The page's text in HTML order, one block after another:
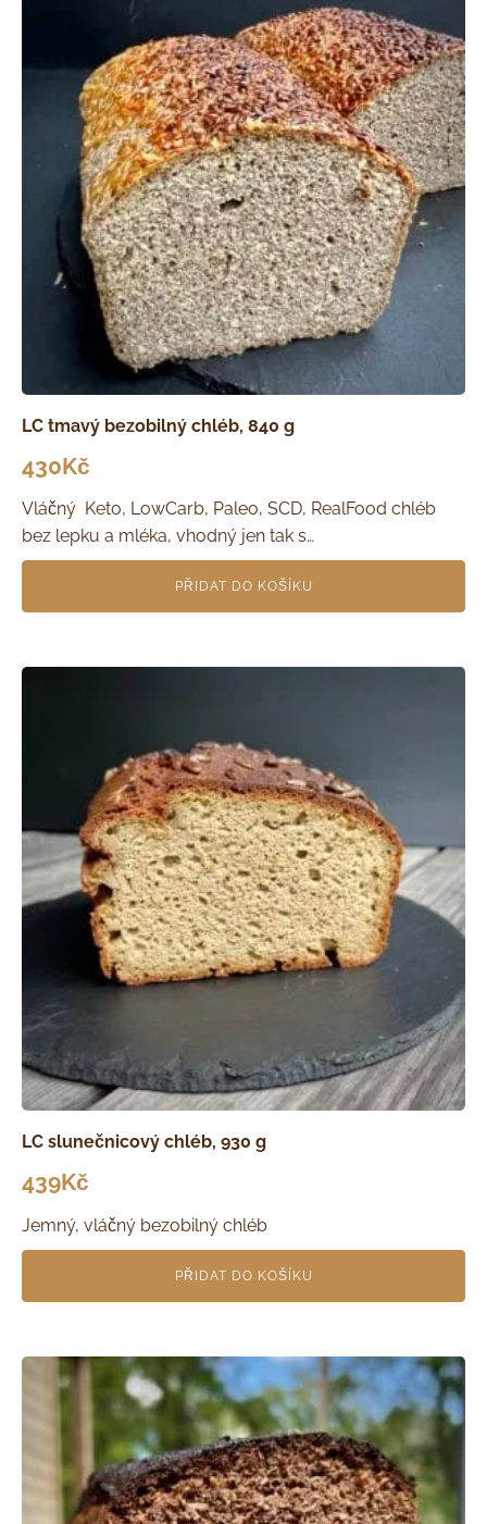
LC tmavý bezobilný chléb, 840 g
430Kč
Vláčný Keto, LowCarb, Paleo, SCD, RealFood chléb
bez lepku a mléka, vhodný jen tak s…
PŘIDAT DO KOŠÍKU
LC slunečnicový chléb, 930 g
439Kč
Jemný, vláčný bezobilný chléb
PŘIDAT DO KOŠÍKU